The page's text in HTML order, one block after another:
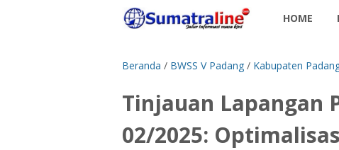
HOME
Beranda / BWSS V Padang / Kabupaten
Tinjauan Lapangan
02/2025: